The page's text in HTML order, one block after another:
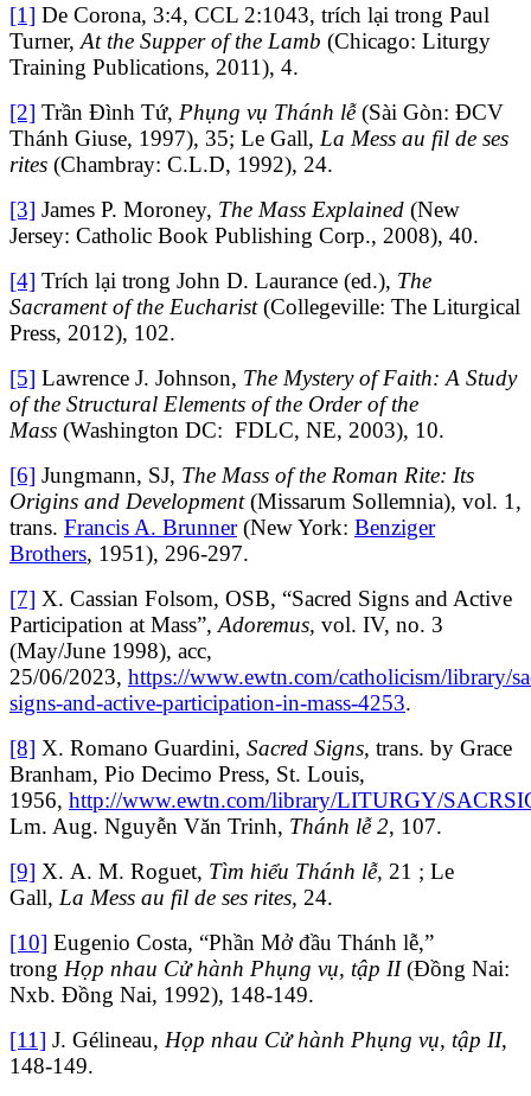
[1] De Corona, 3:4, CCL 2:1043, trích lại trong Paul
Turner, At the Supper of the Lamb (Chicago: Liturgy
Training Publications, 2011), 4.
[2] Trần Đình Tứ, Phụng vụ Thánh lễ(Sài Gòn: ĐCV
Thánh Giuse, 1997), 35; Le Gall, La Mess au fil de ses
rites (Chambray: C.L.D, 1992), 24.
[3] James P. Moroney, The Mass Explained (New
Jersey: Catholic Book Publishing Corp., 2008), 40.
[4] Trích lại trong John D. Laurance (ed.), The
Sacrament of the Eucharist(Collegeville: The Liturgical
Press, 2012), 102.
[5] Lawrence J. Johnson, The Mystery of Faith: A Study
of the Structural Elements of the Order of the
Mass (Washington DC: FDLC, NE, 2003), 10.
[6] Jungmann, SJ, The Mass of the Roman Rite: Its
Origins and Development(Missarum Sollemnia), vol. 1,
trans. Francis A. Brunner(New York: Benziger
Brothers, 1951), 296-297.
[7] X. Cassian Folsom, OSB, “Sacred Signs and Active
Participation at Mass”, Adoremus, vol. IV, no. 3
(May/June 1998), acc,
25/06/2023, https://www.ewtn.com/catholicism/library/
signs-and-active-participation-in-mass-4253.
[8] X. Romano Guardini, Sacred Signs, trans. by Grace
Branham, Pio Decimo Press, St. Louis,
1956, http://www.ewtn.com/library/LITURGY/
Lm. Aug. Nguyễn Văn Trinh, Thánh lễ 2, 107.
[9] X. A. M. Roguet, Tìm hiểu Thánh lễ, 21 ; Le
Gall, La Mess au fil de ses rites, 24.
[10] Eugenio Costa, “Phần Mở đầu Thánh lễ,”
trong Họp nhau Cử hành Phụng vụ, tập II(Đồng Nai:
Nxb. Đồng Nai, 1992), 148-149.
[11] J. Gélineau, Họp nhau Cử hành Phụng vụ, tập II,
148-149.